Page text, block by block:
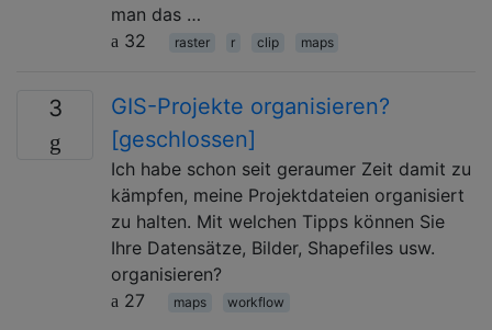
man das …
32
raster r clip maps
3
GIS-Projekte organisieren?
[geschlossen]
Ich habe schon seit geraumer Zeit damit zu
kämpfen, meine Projektdateien organisiert
zu halten. Mit welchen Tipps können Sie
Ihre Datensätze, Bilder, Shapefiles usw.
organisieren?
27
maps workflow